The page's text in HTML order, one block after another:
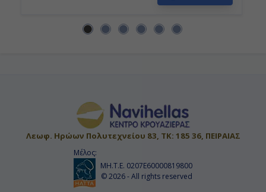
Λεωφ. Ηρώων Πολυτεχνείου 83, ΤΚ: 185 36, ΠΕΙΡΑΙΑΣ
Μέλος:
ΜΗ.Τ.Ε. 0207Ε60000819800
© 2026 - All rights reserved